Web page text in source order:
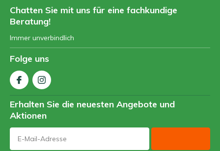
Chatten Sie mit uns für eine fachkundige
Beratung!
Immer unverbindlich
Folge uns
Erhalten Sie die neuesten Angebote und
Aktionen